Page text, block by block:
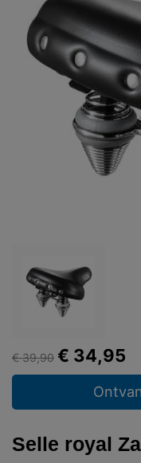
€ 39,90 € 34,95
Selle royal